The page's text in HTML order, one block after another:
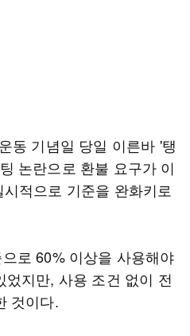
동 기념일 당일 이른바 '탱
논란으로 환불 요구가 이
적으로 기준을 완화키로
로 60% 이상을 사용해야
지만, 사용 조건 없이 전
것이다.